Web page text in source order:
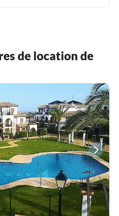
de location de